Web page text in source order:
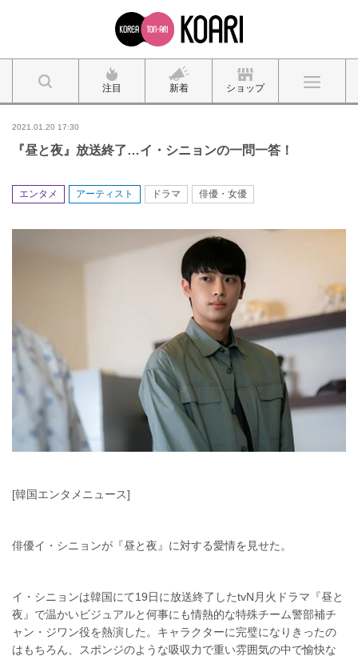
注目 新着 ショップ
2021.01.20 17:30
『昼と夜』放送終了…イ・シニョンの一問一答！
エンタメ アーティスト ドラマ 俳優・女優
[韓国エンタメニュース]
俳優イ・シニョンが『昼と夜』に対する愛情を見せた。
イ・シニョンは韓国にて19日に放送終了したtvN月火ドラマ『昼と
夜』で温かいビジュアルと何事にも情熱的な特殊チーム警部補チ
ャン・ジワン役を熱演した。キャラクターに完璧になりきったの
はもちろん、スポンジのような吸収力で重い雰囲気の中で愉快な